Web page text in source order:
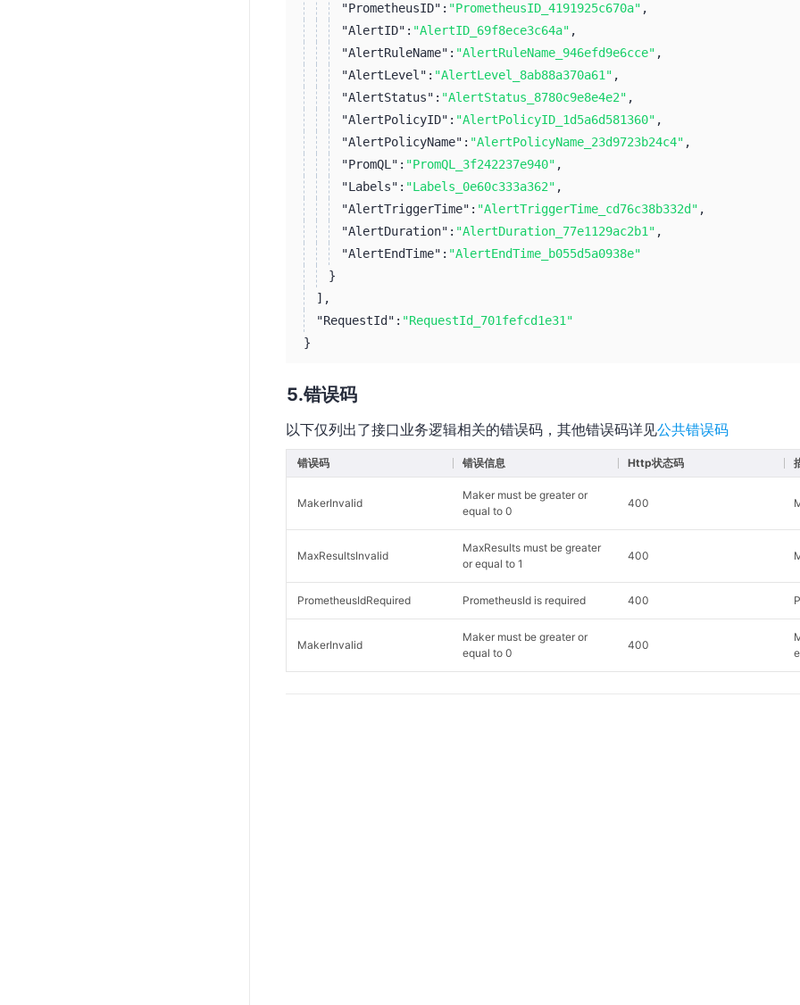
"PrometheusID": "PrometheusID_4191925c670a" ,
"AlertID": "AlertID_69f8ece3c64a" ,
"AlertRuleName": "AlertRuleName_946efd9e6cce" ,
"AlertLevel": "AlertLevel_8ab88a370a61" ,
"AlertStatus": "AlertStatus_8780c9e8e4e2" ,
"AlertPolicyID": "AlertPolicyID_1d5a6d581360" ,
"AlertPolicyName": "AlertPolicyName_23d9723b24c4" ,
"PromQL": "PromQL_3f242237e940" ,
"Labels": "Labels_0e60c333a362" ,
"AlertTriggerTime": "AlertTriggerTime_cd76c38b332d" ,
"AlertDuration": "AlertDuration_77e1129ac2b1" ,
"AlertEndTime": "AlertEndTime_b055d5a0938e"
}
] ,
"RequestId": "RequestId_701fefcd1e31"
}
错误码
以下仅列出了接口业务逻辑相关的错误码，其他错误码详见公共错误码
错误码 错误信息 Http状态码
MakerInvalid
Maker must be greater or
equal to 0
400
MaxResultsInvalid
MaxResults must be greater
or equal to 1
400
PrometheusIdRequired PrometheusId is required 400
MakerInvalid
Maker must be greater or
equal to 0
400